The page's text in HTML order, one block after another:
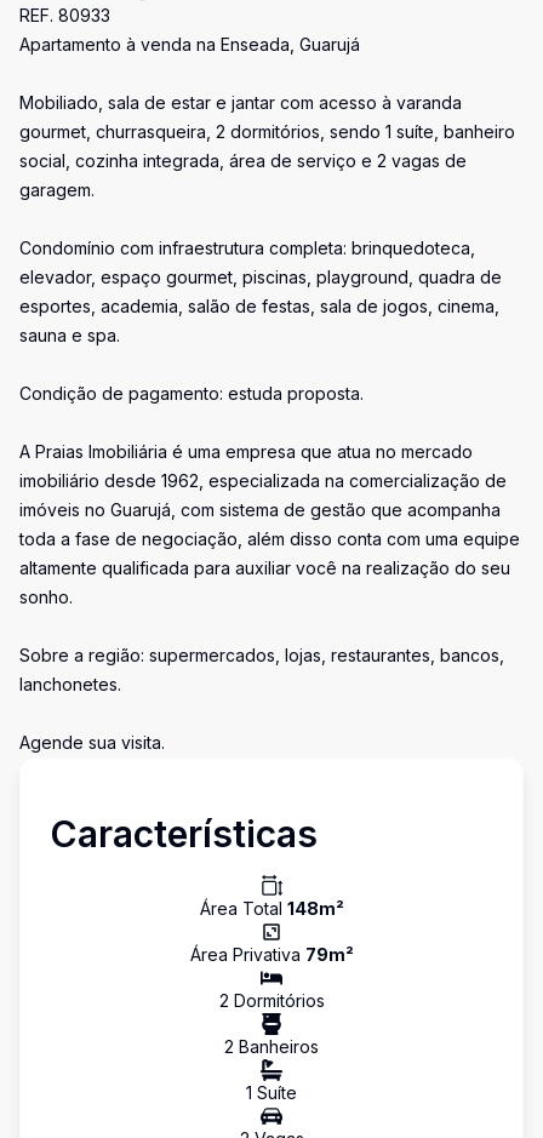
REF. 80933
Apartamento à venda na Enseada, Guarujá
Mobiliado, sala de estar e jantar com acesso à varanda
gourmet, churrasqueira, 2 dormitórios, sendo 1 suíte, banheiro
social, cozinha integrada, área de serviço e 2 vagas de
garagem.
Condomínio com infraestrutura completa: brinquedoteca,
elevador, espaço gourmet, piscinas, playground, quadra de
esportes, academia, salão de festas, sala de jogos, cinema,
sauna e spa.
Condição de pagamento: estuda proposta.
A Praias Imobiliária é uma empresa que atua no mercado
imobiliário desde 1962, especializada na comercialização de
imóveis no Guarujá, com sistema de gestão que acompanha
toda a fase de negociação, além disso conta com uma equipe
altamente qualificada para auxiliar você na realização do seu
sonho.
Sobre a região: supermercados, lojas, restaurantes, bancos,
lanchonetes.
Agende sua visita.
Características
Área Total 148m²
Área Privativa 79m²
2 Dormitórios
2 Banheiros
1 Suíte